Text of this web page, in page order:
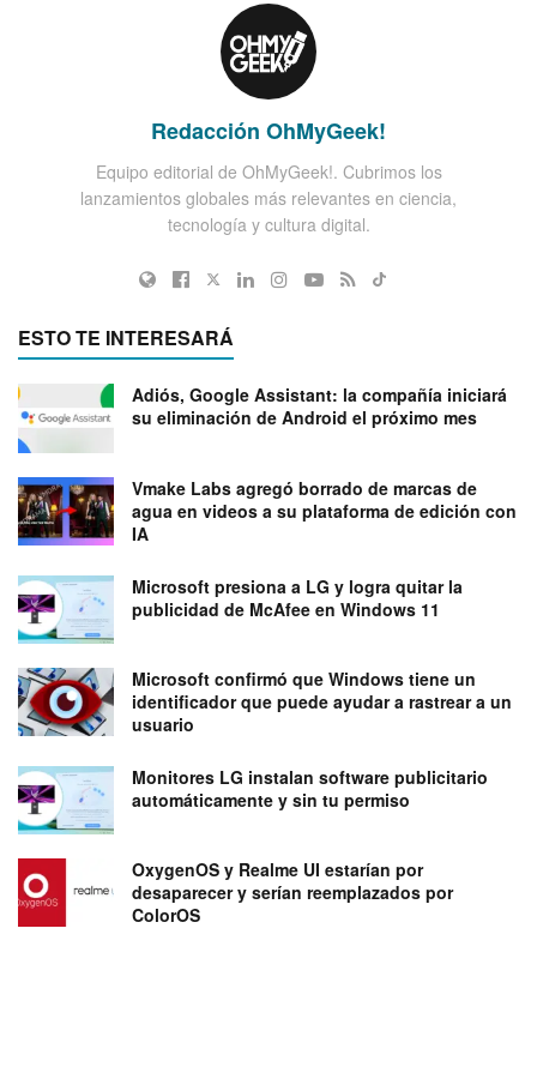
Redacción OhMyGeek!
Equipo editorial de OhMyGeek!. Cubrimos los
lanzamientos globales más relevantes en ciencia,
tecnología y cultura digital.
ESTO TE INTERESARÁ
Adiós, Google Assistant: la compañía iniciará
su eliminación de Android el próximo mes
Vmake Labs agregó borrado de marcas de
agua en videos a su plataforma de edición con
IA
Microsoft presiona a LG y logra quitar la
publicidad de McAfee en Windows 11
Microsoft confirmó que Windows tiene un
identificador que puede ayudar a rastrear a un
usuario
Monitores LG instalan software publicitario
automáticamente y sin tu permiso
OxygenOS y Realme UI estarían por
desaparecer y serían reemplazados por
ColorOS